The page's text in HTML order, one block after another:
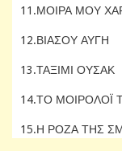
11.ΜΟΙΡΑ ΜΟΥ
12.ΒΙΑΣΟΥ ΑΥΓΗ
13.ΤΑΞΙΜΙ ΟΥΣΑΚ
14.ΤΟ ΜΟΙΡΟΛΟΪ
15.Η ΡΟΖΑ ΤΗΣ